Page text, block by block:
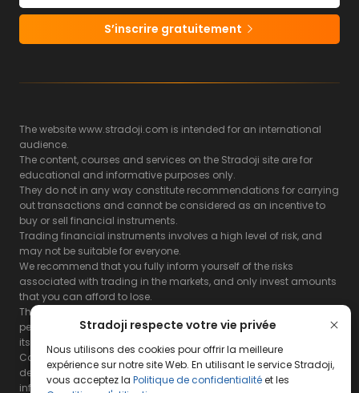
Stradoji respecte votre vie privée
Nous utilisons des cookies pour offrir la meilleure
expérience sur notre site Web. En utilisant le service Stradoji,
vous acceptez la Politique de confidentialitéet les
S’inscrire gratuitement
The website www.stradoji.com is intended for an international
audience.
The content, courses and services on the Stradoji site are for
educational and informative purposes only.
They do not in any way constitute recommendations for carrying
out transactions and cannot be considered as an incentive to
buy or sell financial instruments.
Trading financial instruments involves a high level of risk, and
may not be suitable for everyone.
We recommend that you fully inform yourself of the risks
associated with trading in the markets, and only invest amounts
that you can afford to lose.
The Stradoji site does not guarantee the results or the
performance of products based on the information contained on
its site and its servers.
Consequently, the Stradoji site and its publishing company
decline all responsibility in the use that may be made of this
information and the consequences that may result therefrom.